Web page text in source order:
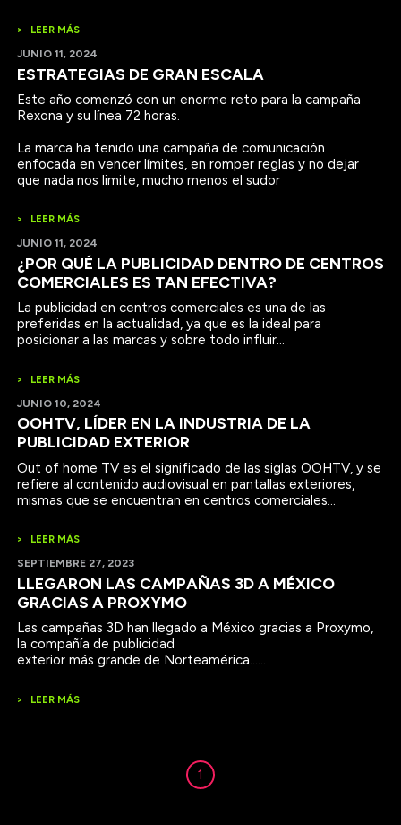
>
LEER MÁS
JUNIO 11, 2024
ESTRATEGIAS DE GRAN ESCALA
Este año comenzó con un enorme reto para la campaña
Rexona y su línea 72 horas.
La marca ha tenido una campaña de comunicación
enfocada en vencer límites, en romper reglas y no dejar
que nada nos limite, mucho menos el sudor
>
LEER MÁS
JUNIO 11, 2024
¿POR QUÉ LA PUBLICIDAD DENTRO DE CENTROS
COMERCIALES ES TAN EFECTIVA?
La publicidad en centros comerciales es una de las
preferidas en la actualidad, ya que es la ideal para
posicionar a las marcas y sobre todo influir...
>
LEER MÁS
JUNIO 10, 2024
OOHTV, LÍDER EN LA INDUSTRIA DE LA
PUBLICIDAD EXTERIOR
Out of home TV es el significado de las siglas OOHTV, y se
refiere al contenido audiovisual en pantallas exteriores,
mismas que se encuentran en centros comerciales...
>
LEER MÁS
SEPTIEMBRE 27, 2023
LLEGARON LAS CAMPAÑAS 3D A MÉXICO
GRACIAS A PROXYMO
Las campañas 3D han llegado a México gracias a Proxymo,
la compañía de publicidad
> LEER MÁS
1